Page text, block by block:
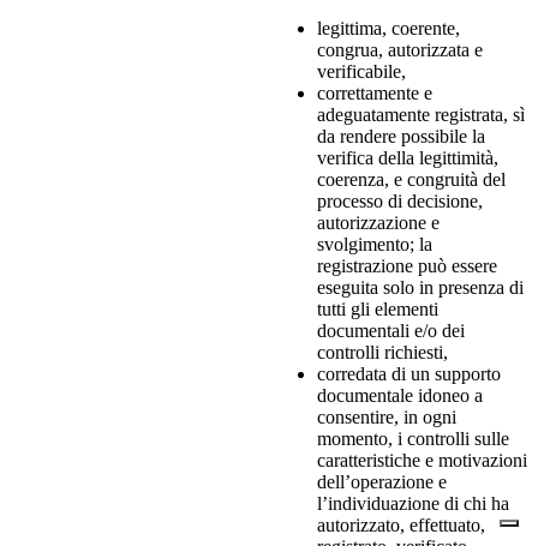
legittima, coerente,
congrua, autorizzata e
verificabile,
correttamente e
adeguatamente registrata, sì
da rendere possibile la
verifica della legittimità,
coerenza, e congruità del
processo di decisione,
autorizzazione e
svolgimento; la
registrazione può essere
eseguita solo in presenza di
tutti gli elementi
documentali e/o dei
controlli richiesti,
corredata di un supporto
documentale idoneo a
consentire, in ogni
momento, i controlli sulle
caratteristiche e motivazioni
dell’operazione e
l’individuazione di chi ha
autorizzato, effettuato,